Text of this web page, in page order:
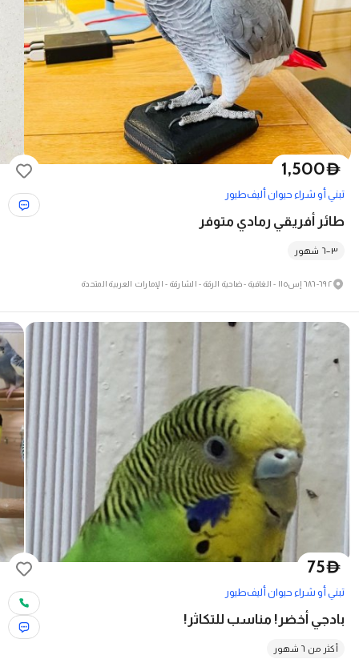
D
1,500
تبني أو شراء حيوان أليفطيور
طائر أفريقي رمادي متوفر
٣–٦ شهور
٦٩٢-٦٨٦ إس١١٥ - الغافية - ضاحية الرقة - الشارقة - الإمارات العربية المتحدة
D
75
تبني أو شراء حيوان أليفطيور
بادجي أخضر! مناسب للتكاثر!
أكثر من ٦ شهور